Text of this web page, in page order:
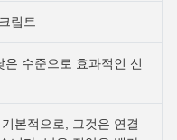
립트
은 수준으로 효과적인 신
본적으로, 그것은 연결